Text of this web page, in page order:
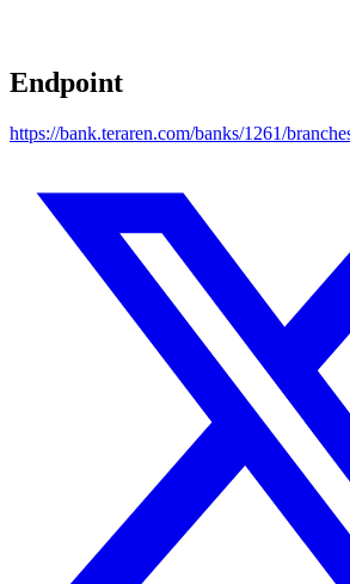
Endpoint
https://bank.teraren.com/banks/1261/